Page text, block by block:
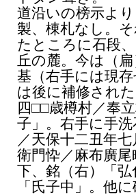
道沿いの榜示よ
製、棟札なし。
たところに石段
丘の麓。今は（
基（右手には現
は後に補修され
四□□歳樽村／奉
子」。右手に手
／天保十二丑年
衛門忰／麻布廣
下、銘（右）「
「氏子中」。他